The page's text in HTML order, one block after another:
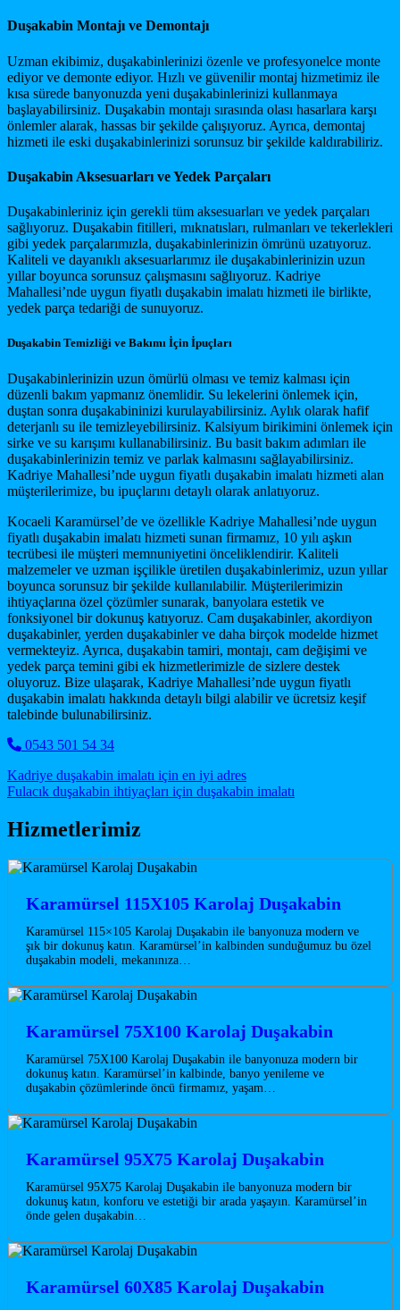
Duşakabin Montajı ve Demontajı
Uzman ekibimiz, duşakabinlerinizi özenle ve profesyonelce monte
ediyor ve demonte ediyor. Hızlı ve güvenilir montaj hizmetimiz ile
kısa sürede banyonuzda yeni duşakabinlerinizi kullanmaya
başlayabilirsiniz. Duşakabin montajı sırasında olası hasarlara karşı
önlemler alarak, hassas bir şekilde çalışıyoruz. Ayrıca, demontaj
hizmeti ile eski duşakabinlerinizi sorunsuz bir şekilde kaldırabiliriz.
Duşakabin Aksesuarları ve Yedek Parçaları
Duşakabinleriniz için gerekli tüm aksesuarları ve yedek parçaları
sağlıyoruz. Duşakabin fitilleri, mıknatısları, rulmanları ve tekerlekleri
gibi yedek parçalarımızla, duşakabinlerinizin ömrünü uzatıyoruz.
Kaliteli ve dayanıklı aksesuarlarımız ile duşakabinlerinizin uzun
yıllar boyunca sorunsuz çalışmasını sağlıyoruz. Kadriye
Mahallesi’nde uygun fiyatlı duşakabin imalatı hizmeti ile birlikte,
yedek parça tedariği de sunuyoruz.
Duşakabin Temizliği ve Bakımı İçin İpuçları
Duşakabinlerinizin uzun ömürlü olması ve temiz kalması için
düzenli bakım yapmanız önemlidir. Su lekelerini önlemek için,
duştan sonra duşakabininizi kurulayabilirsiniz. Aylık olarak hafif
deterjanlı su ile temizleyebilirsiniz. Kalsiyum birikimini önlemek için
sirke ve su karışımı kullanabilirsiniz. Bu basit bakım adımları ile
duşakabinlerinizin temiz ve parlak kalmasını sağlayabilirsiniz.
Kadriye Mahallesi’nde uygun fiyatlı duşakabin imalatı hizmeti alan
müşterilerimize, bu ipuçlarını detaylı olarak anlatıyoruz.
Kocaeli Karamürsel’de ve özellikle Kadriye Mahallesi’nde uygun
fiyatlı duşakabin imalatı hizmeti sunan firmamız, 10 yılı aşkın
tecrübesi ile müşteri memnuniyetini önceliklendirir. Kaliteli
malzemeler ve uzman işçilikle üretilen duşakabinlerimiz, uzun yıllar
boyunca sorunsuz bir şekilde kullanılabilir. Müşterilerimizin
ihtiyaçlarına özel çözümler sunarak, banyolara estetik ve
fonksiyonel bir dokunuş katıyoruz. Cam duşakabinler, akordiyon
duşakabinler, yerden duşakabinler ve daha birçok modelde hizmet
vermekteyiz. Ayrıca, duşakabin tamiri, montajı, cam değişimi ve
yedek parça temini gibi ek hizmetlerimizle de sizlere destek
oluyoruz. Bize ulaşarak, Kadriye Mahallesi’nde uygun fiyatlı
duşakabin imalatı hakkında detaylı bilgi alabilir ve ücretsiz keşif
talebinde bulunabilirsiniz.
0543 501 54 34
Post navigation
Kadriye duşakabin imalatı için en iyi adres
Fulacık duşakabin ihtiyaçları için duşakabin imalatı
Hizmetlerimiz
Karamürsel 115X105 Karolaj Duşakabin
Karamürsel 115×105 Karolaj Duşakabin ile banyonuza modern ve
şık bir dokunuş katın. Karamürsel’in kalbinden sunduğumuz bu özel
duşakabin modeli, mekanınıza…
Karamürsel 75X100 Karolaj Duşakabin
Karamürsel 75X100 Karolaj Duşakabin ile banyonuza modern bir
dokunuş katın. Karamürsel’in kalbinde, banyo yenileme ve
duşakabin çözümlerinde öncü firmamız, yaşam…
Karamürsel 95X75 Karolaj Duşakabin
Karamürsel 95X75 Karolaj Duşakabin ile banyonuza modern bir
dokunuş katın, konforu ve estetiği bir arada yaşayın. Karamürsel’in
önde gelen duşakabin…
Karamürsel 60X85 Karolaj Duşakabin